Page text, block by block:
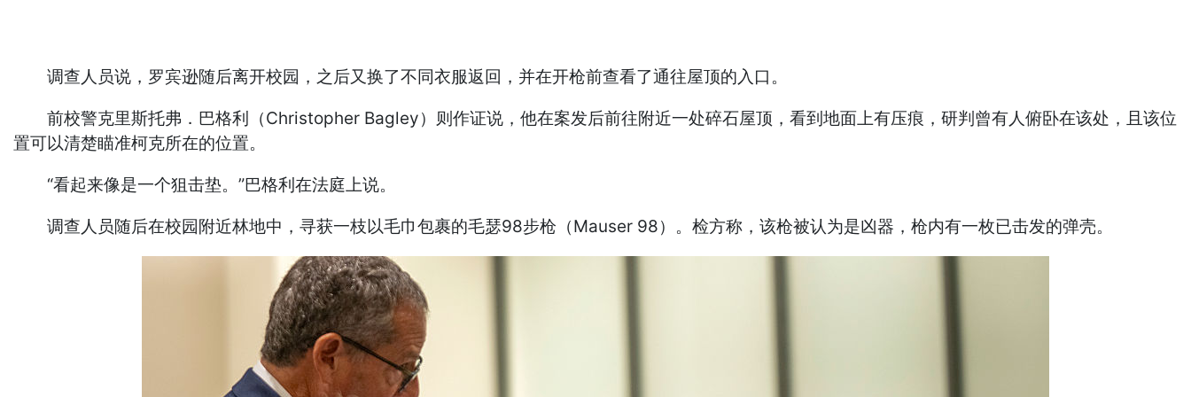
调查人员说，罗宾逊随后离开校园，之后又换了不同衣服返回，并在开枪前查看了通往屋顶的入口。
前校警克里斯托弗．巴格利（Christopher Bagley）则作证说，他在案发后前往附近一处碎石屋顶，看到地面上有压痕，研判曾有人俯卧在该处，且该位
置可以清楚瞄准柯克所在的位置。
“看起来像是一个狙击垫。”巴格利在法庭上说。
调查人员随后在校园附近林地中，寻获一枝以毛巾包裹的毛瑟98步枪（Mauser 98）。检方称，该枪被认为是凶器，枪内有一枚已击发的弹壳。